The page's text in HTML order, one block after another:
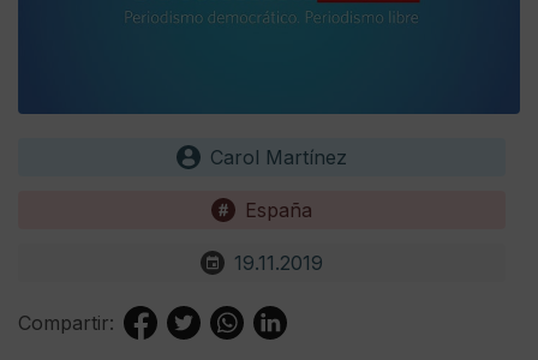
Carol Martínez
España
19.11.2019
Compartir: